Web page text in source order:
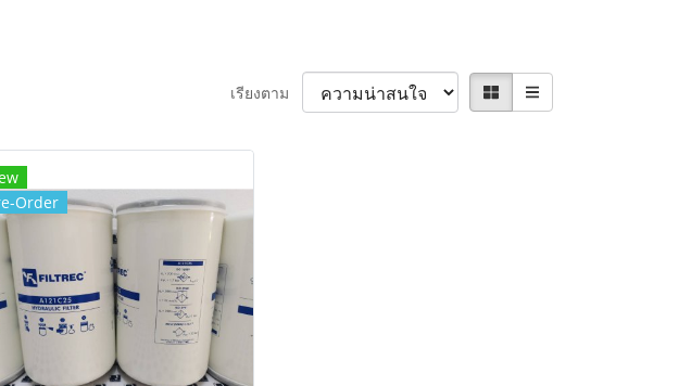
เรียงตาม
Order